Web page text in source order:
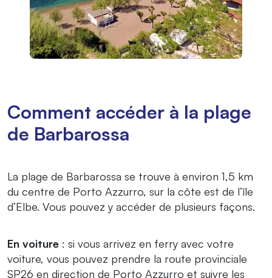
Comment accéder à la plage
de Barbarossa
La plage de Barbarossa se trouve à environ 1,5 km
du centre de Porto Azzurro, sur la côte est de l’île
d’Elbe. Vous pouvez y accéder de plusieurs façons.
En voiture : si vous arrivez en ferry avec votre
voiture, vous pouvez prendre la route provinciale
SP26 en direction de Porto Azzurro et suivre les